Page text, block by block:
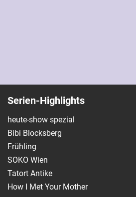
Serien-Highlights
heute-show spezial
Bibi Blocksberg
Frühling
SOKO Wien
Tatort Antike
How I Met Your Mother